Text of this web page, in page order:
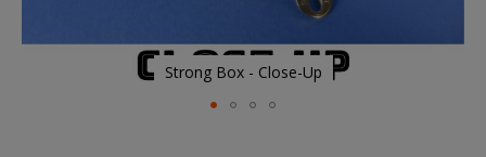
Strong Box - Close-Up